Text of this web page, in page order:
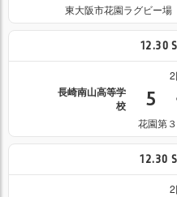
東大阪市花園ラグビー
12.30
長崎南山高等学
校
5
花園第
12.30